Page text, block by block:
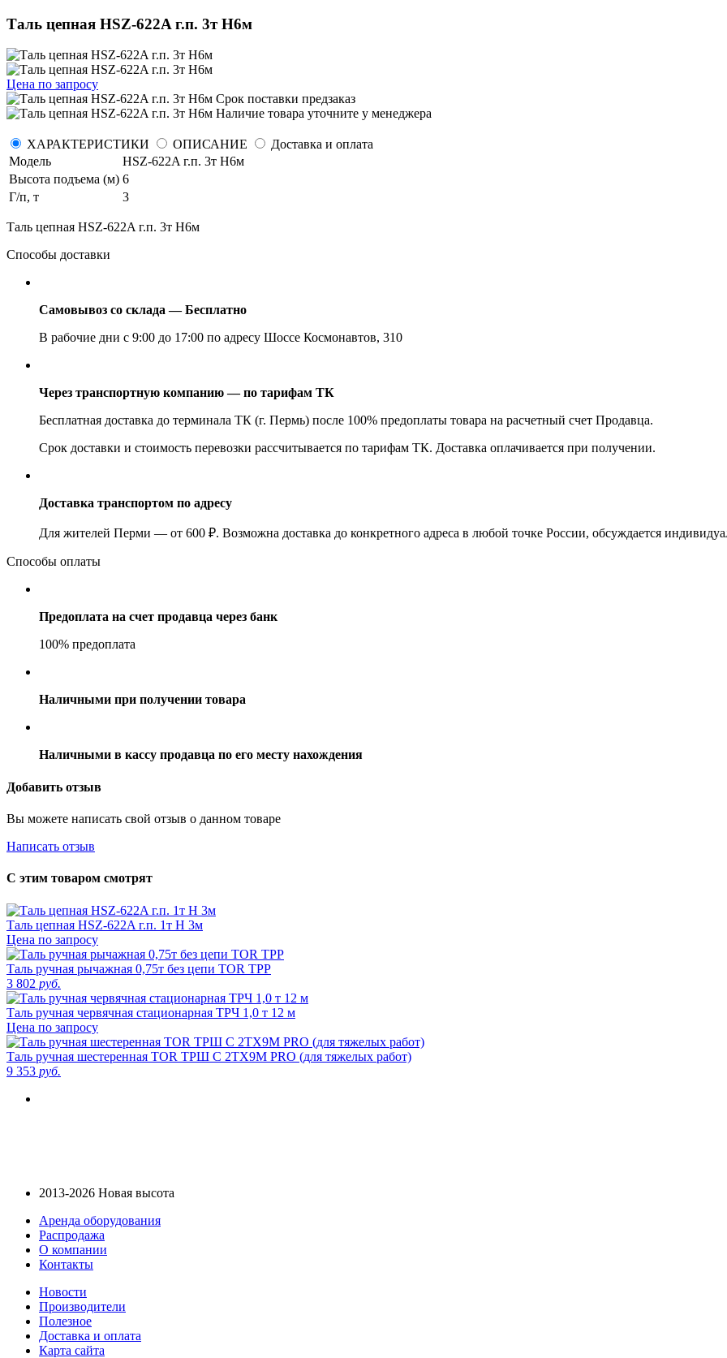
Таль цепная HSZ-622A г.п. 3т H6м
Цена по запросу
Срок поставки предзаказ
Наличие товара уточните у менеджера
ХАРАКТЕРИСТИКИ ОПИСАНИЕ
Доставка и оплата
Модель
HSZ-622A г.п. 3т H6м
Высота подъема (м) 6
Г/п, т
3
Таль цепная HSZ-622A г.п. 3т H6м
Способы доставки
Самовывоз со склада — Бесплатно
В рабочие дни с 9:00 до 17:00 по адресу Шоссе Космонавтов, 310
Через транспортную компанию — по тарифам ТК
Бесплатная доставка до терминала ТК (г. Пермь) после 100% предоплаты товара на расчетный счет Продавца.
Срок доставки и стоимость перевозки рассчитывается по тарифам ТК. Доставка оплачивается при получении.
Доставка транспортом по адресу
Для жителей Перми — от 600 ₽. Возможна доставка до конкретного адреса в любой точке России, обсуждается
Способы оплаты
Предоплата на счет продавца через банк
100% предоплата
Наличными при получении товара
Наличными в кассу продавца по его месту нахождения
Добавить отзыв
Вы можете написать свой отзыв о данном товаре
Написать отзыв
С этим товаром смотрят
Таль цепная HSZ-622A г.п. 1т H 3м
Цена по запросу
Таль ручная рычажная 0,75т без цепи TOR ТРP
3 802 руб.
Таль ручная червячная стационарная ТРЧ 1,0 т 12 м
Цена по запросу
Таль ручная шестеренная TOR ТРШ C 2ТХ9М PRO (для тяжелых работ)
9 353 руб.
2013-2026 Новая высота
Аренда оборудования
Распродажа
О компании
Контакты
Новости
Производители
Полезное
Доставка и оплата
Карта сайта